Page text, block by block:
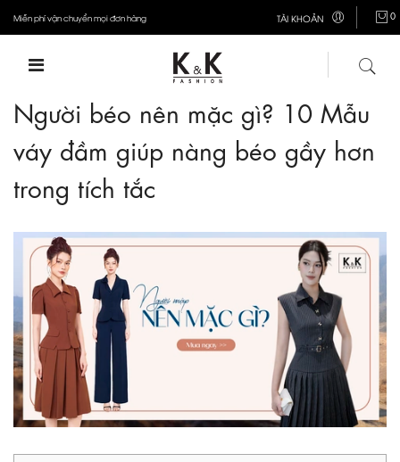
Miễn phí vận chuyển mọi đơn hàng TÀI KHOẢN 0
Người béo nên mặc gì? 10 Mẫu
váy đầm giúp nàng béo gầy hơn
trong tích tắc